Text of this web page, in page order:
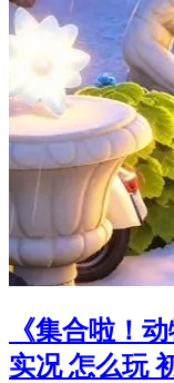
《集合啦！
实况 怎么玩